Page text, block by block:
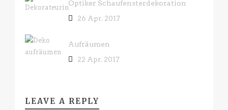
Optiker Schaufensterdekoration
26 Apr. 2017
Aufräumen
22 Apr. 2017
LEAVE A REPLY